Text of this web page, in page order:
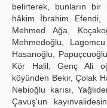
belirterek, bunların bir
hâkim İbrahim Efendi,
Mehmed Ağa,
Mehmedoğlu,
Hasanoğlu,
Kör Halil, Genç Ali
köyünden Bekir, Çolak
Nebioğlu karısı,
Çavuş'un